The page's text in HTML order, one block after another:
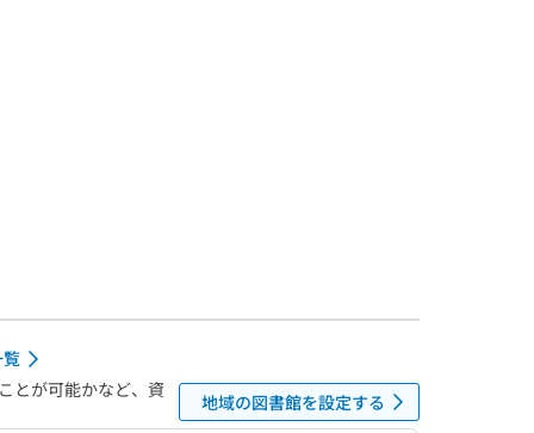
とが可能かなど、資
地域の図書館を設定する